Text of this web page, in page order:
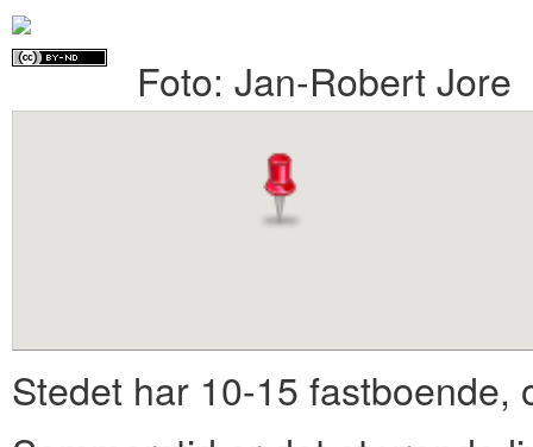
primary
Foto: Jan-Robert Jore
Stedet har 10-15 fastboende,